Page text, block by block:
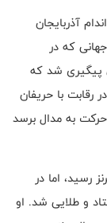
آذربایجان
که در
پیگیری شد که
ایران در رقابت با حریفان
به مدال برسد
به مدال برنز رسید، اما در
همه ایستاد و طلایی شد. او